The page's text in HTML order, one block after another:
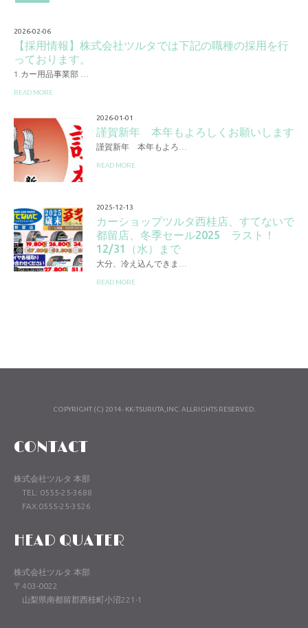
2026-02-06
【採用情報】株式会社ツルタでは下記の職種の採用を行
っております。
1.カー用品事業部 …
READ MORE
2026-01-01
謹賀新年 本年もよろしくお願いします
謹賀新年 本年もよろ…
READ MORE
2025-12-13
カーショップツルタ西桂店、すてないで
都留店、冬季セール2025 ラスト！
12/31（水）まで
大分、冷え込んできま…
READ MORE
COPYRIGHT (C) 2014- KK-TSURUTA,INC. ALLRIGHTS RESERVED.
CONTACT
株式会社ツルタ 本部
TEL: 0555-25-3688
FAX:0555-25-3526
HEAD QUATER
株式会社ツルタ 本部
〒403-0022
山梨県南都留郡西桂町小沼221-1